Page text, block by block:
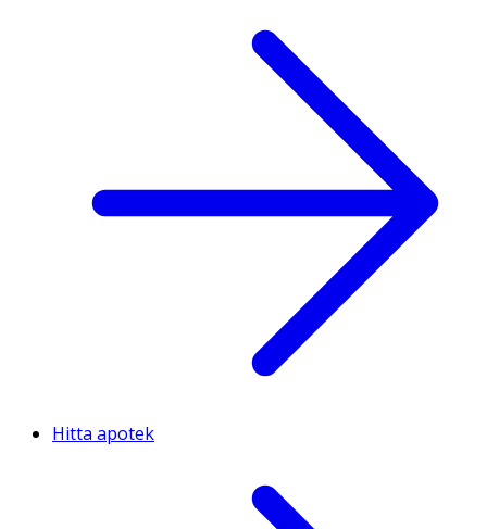
Hitta apotek